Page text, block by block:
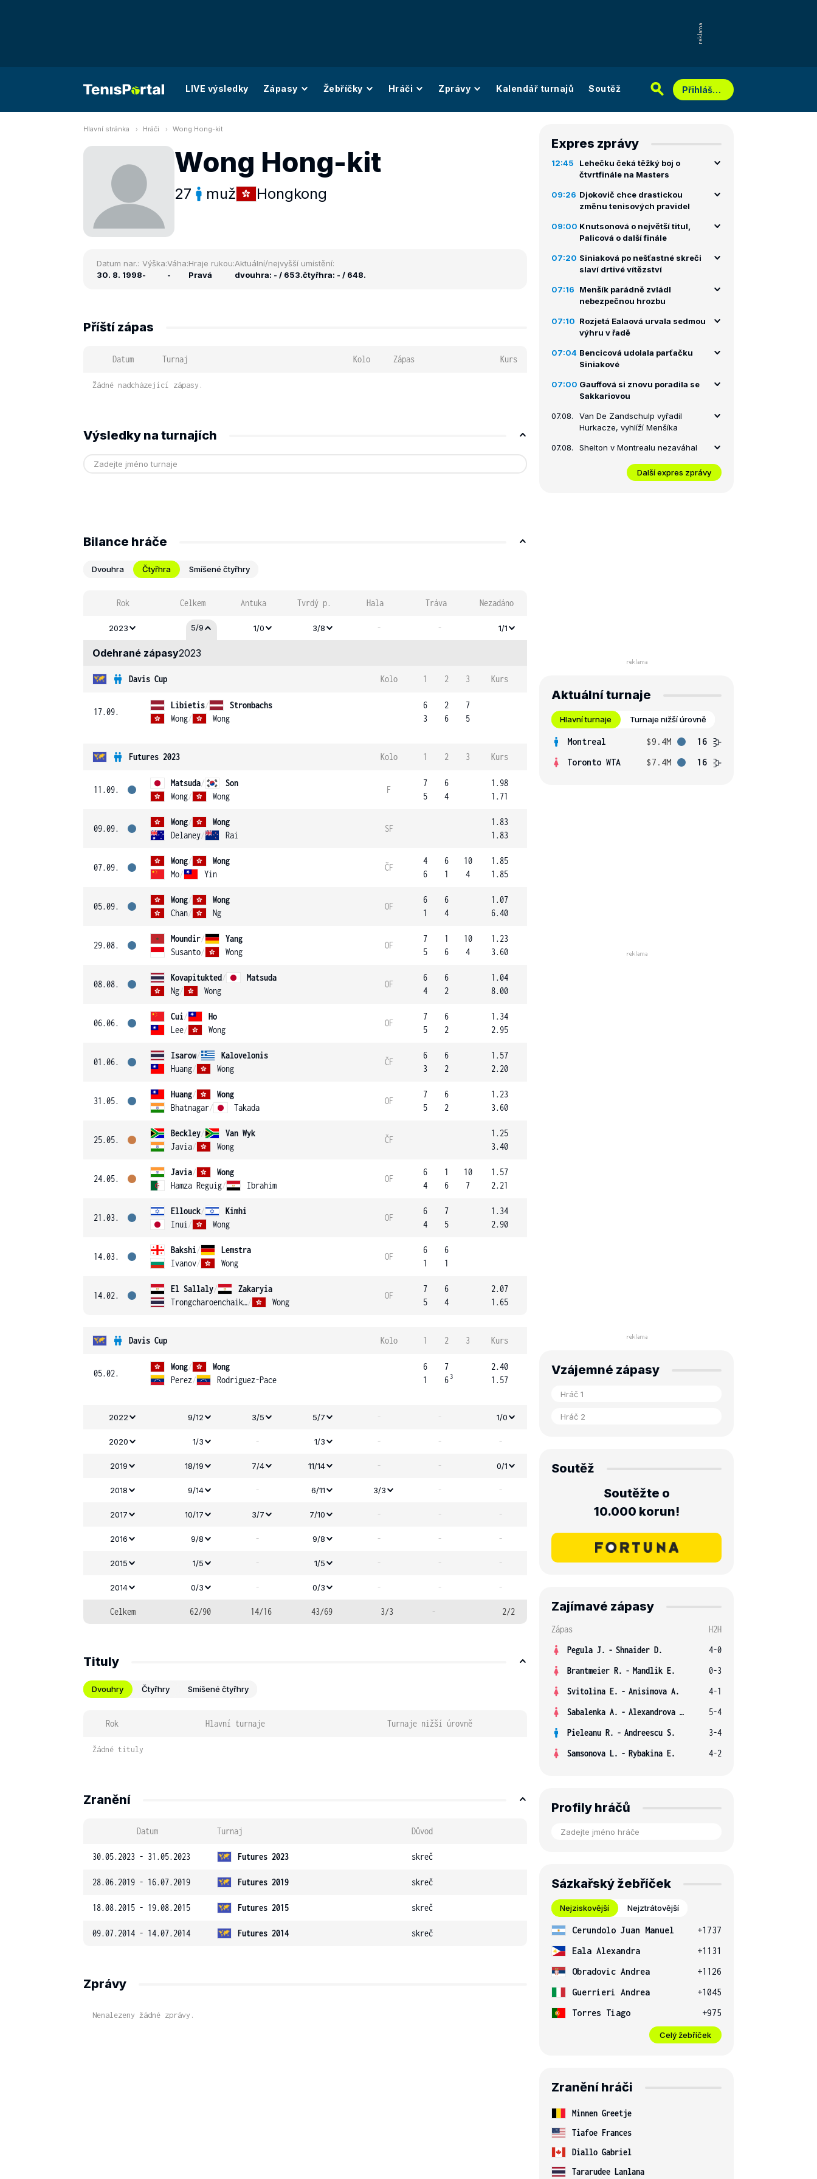
LIVE výsledky Zápasy Žebříčky Hráči Zprávy Kalendář turnajů Soutěž Přihlášení
Hlavní stránka Hráči Wong Hong-kit
Wong Hong-kit
27 muž Hongkong
Datum nar.:
30. 8. 1998
Výška:
-
Váha:
-
Hraje rukou:
Pravá
Aktuální/nejvyšší umístění:
dvouhra: - / 653.čtyřhra: - / 648.
Příští zápas
Datum Turnaj Kolo Zápas Kurs
Žádné nadcházející zápasy.
Výsledky na turnajích
Bilance hráče
Dvouhra Čtyřhra Smíšené čtyřhry
Rok Celkem Antuka Tvrdý p. Hala Tráva Nezadáno
2023 5/9 1/0 3/8 - - 1/1
Odehrané zápasy2023
Davis Cup Kolo 1 2 3 Kurs
17.09.
Libietis/
Strombachs
Wong/ Wong
6
3
2
6
7
5
Futures 2023 Kolo 1 2 3 Kurs
11.09.
Matsuda/
Son
Wong/ Wong
F
7
5
6
4
1.98
1.71
09.09.
Wong/
Wong
Delaney/ Rai
SF
1.83
1.83
07.09.
Wong/
Wong
Mo/ Yin
ČF
4
6
6
1
10
4
1.85
1.85
05.09.
Wong/
Wong
Chan/ Ng
OF
6
1
6
4
1.07
6.40
29.08.
Moundir/
Yang
Susanto/ Wong
OF
7
5
1
6
10
4
1.23
3.60
08.08.
Kovapitukted/
Matsuda
Ng/ Wong
OF
6
4
6
2
1.04
8.00
06.06.
Cui/
Ho
Lee/ Wong
OF
7
5
6
2
1.34
2.95
01.06.
Isarow/
Kalovelonis
Huang/ Wong
ČF
6
3
6
2
1.57
2.20
31.05.
Huang/
Wong
Bhatnagar/ Takada
OF
7
5
6
2
1.23
3.60
25.05.
Beckley/
Van Wyk
Javia/ Wong
ČF
1.25
3.40
24.05.
Javia/
Wong
Hamza Reguig/ Ibrahim
OF
6
4
1
6
10
7
1.57
2.21
21.03.
Ellouck/
Kimhi
Inui / Wong
OF
6
4
7
5
1.34
2.90
14.03.
Bakshi/
Lemstra
Ivanov/ Wong
OF
6
1
6
1
14.02.
El Sallaly/
Zakaryia
Trongcharoenchaikul/ Wong
OF
7
5
6
4
2.07
1.65
Davis Cup Kolo 1 2 3 Kurs
05.02.
Wong/
Wong
Perez/ Rodriguez-Pace
6
1
7
6 3
2.40
1.57
2022 9/12 3/5 5/7 - - 1/0
2020 1/3 - 1/3 - - -
2019 18/19 7/4 11/14 - - 0/1
2018 9/14 - 6/11 3/3 - -
2017 10/17 3/7 7/10 - - -
2016 9/8 - 9/8 - - -
2015 1/5 - 1/5 - - -
2014 0/3 - 0/3 - - -
Celkem 62/90 14/16 43/69 3/3 - 2/2
Tituly
Dvouhry Čtyřhry Smíšené čtyřhry
Rok Hlavní turnaje Turnaje nižší úrovně
Žádné tituly
Zranění
Datum Turnaj Důvod
30.05.2023 - 31.05.2023 Futures 2023 skreč
28.06.2019 - 16.07.2019 Futures 2019 skreč
18.08.2015 - 19.08.2015 Futures 2015 skreč
09.07.2014 - 14.07.2014 Futures 2014 skreč
Zprávy
Nenalezeny žádné zprávy.
Expres zprávy
12:45
Lehečku čeká těžký boj o
čtvrtfinále na Masters
09:26 Djokovič chce drastickou
změnu tenisových pravidel
09:00 Knutsonová o největší titul,
Palicová o další finále
07:20 Siniaková po nešťastné skreči
slaví drtivé vítězství
07:16
Menšík parádně zvládl
nebezpečnou hrozbu
07:10 Rozjetá Ealaová urvala sedmou
výhru v řadě
07:04 Bencicová udolala parťačku
Siniakové
07:00 Gauffová si znovu poradila se
Sakkariovou
07.08.
Van De Zandschulp vyřadil
Hurkacze, vyhlíží Menšíka
07.08. Shelton v Montrealu nezaváhal
Další expres zprávy
Aktuální turnaje
Hlavní turnaje Turnaje nižší úrovně
Montreal $9.4M
16
Toronto WTA
$7.4M 16
Vzájemné zápasy
Soutěž
Soutěžte o
10.000 korun!
Zajímavé zápasy
Zápas
H2H
Pegula J. - Shnaider D.
4-0
Brantmeier R. - Mandlik E.
0-3
Svitolina E. - Anisimova A.
4-1
Sabalenka A. - Alexandrova E.
5-4
Pieleanu R. - Andreescu S.
3-4
Samsonova L. - Rybakina E. 4-2
Profily hráčů
Sázkařský žebříček
Nejziskovější Nejztrátovější
Cerundolo Juan Manuel
+1737
Eala Alexandra
+1131
Obradovic Andrea
+1126
Guerrieri Andrea
+1045
Torres Tiago
+975
Celý žebříček
Zranění hráči
Minnen Greetje
Tiafoe Frances
Diallo Gabriel
Tararudee Lanlana